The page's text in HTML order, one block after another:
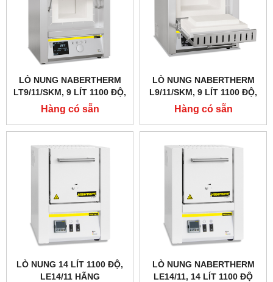
LÒ NUNG NABERTHERM
LT9/11/SKM, 9 LÍT 1100 ĐỘ,
GIA NHIỆT 4 MẶT, CỬA
TRƯỢT LÊN
Hàng có sẵn
LÒ NUNG NABERTHERM
L9/11/SKM, 9 LÍT 1100 ĐỘ,
GIA NHIỆT 4 MẶT
Hàng có sẵn
LÒ NUNG 14 LÍT 1100 ĐỘ,
LE14/11 HÃNG
LÒ NUNG NABERTHERM
LE14/11, 14 LÍT 1100 ĐỘ